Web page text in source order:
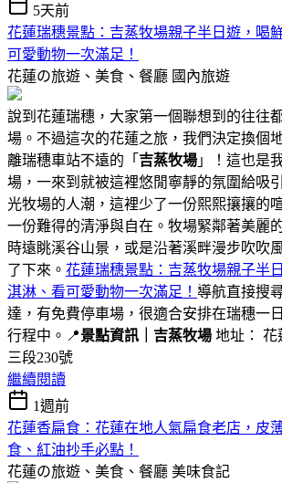
5天前
花蓮瑞穗景點：吉蒸牧場親子半日遊，喝
可愛動物一次滿足！
花蓮の旅遊、美食、餐廳 國內旅遊
說到花蓮瑞穗，大家第一個聯想到的往往
場。不過這次的花蓮之旅，我們決定換個
離瑞穗車站不遠的「 吉蒸牧場 」！這也是
場，一來到就被這裡悠閒寧靜的氛圍給吸
光牧場的人潮，這裡少了一份熙熙攘攘的
一份難得的清淨與自在。牧場緊鄰著美麗
時遠眺溪谷山景，或是沿著溪畔漫步吹吹
了下來。 花蓮瑞穗景點：吉蒸牧場親子半
淇淋、看可愛動物一次滿足！ 導航直接搜
達，有免費停車場，很適合安排在瑞穗一
行程中。📍景點資訊｜吉蒸牧場 地址： 花
三段230號
繼續閱讀
1週前
花蓮香扁食：花蓮在地人氣扁食老店，皮
食、紅油抄手必點！
花蓮の旅遊、美食、餐廳 美味食記